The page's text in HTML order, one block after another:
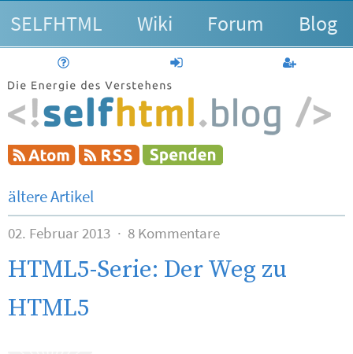
SELFHTML Wiki Forum Blog
anmelden
ältere Artikel
02. Februar 2013 8 Kommentare
HTML5-Serie: Der Weg zu
HTML5